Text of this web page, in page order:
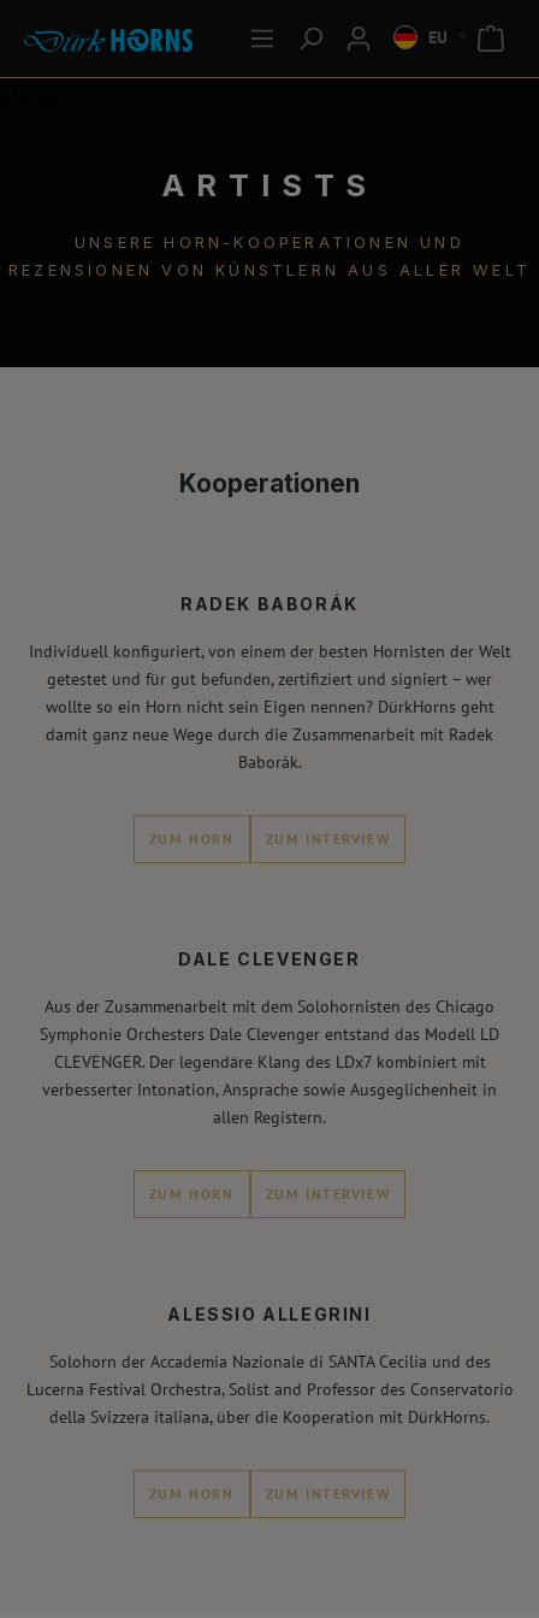
EU
ARTISTS
UNSERE HORN-KOOPERATIONEN UND
REZENSIONEN VON KÜNSTLERN AUS ALLER WELT
Kooperationen
RADEK BABORÁK
Individuell konfiguriert, von einem der besten Hornisten der Welt
getestet und für gut befunden, zertifiziert und signiert – wer
wollte so ein Horn nicht sein Eigen nennen? DürkHorns geht
damit ganz neue Wege durch die Zusammenarbeit mit Radek
Baborák.
ZUM HORN ZUM INTERVIEW
DALE CLEVENGER
Aus der Zusammenarbeit mit dem Solohornisten des Chicago
Symphonie Orchesters Dale Clevenger entstand das Modell LD
CLEVENGER. Der legendäre Klang des LDx7 kombiniert mit
verbesserter Intonation, Ansprache sowie Ausgeglichenheit in
allen Registern.
ZUM HORN ZUM INTERVIEW
ALESSIO ALLEGRINI
Solohorn der Accademia Nazionale di SANTA Cecilia und des
Lucerna Festival Orchestra, Solist and Professor des Conservatorio
della Svizzera italiana, über die Kooperation mit DürkHorns.
ZUM HORN ZUM INTERVIEW